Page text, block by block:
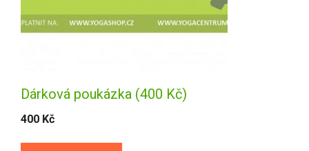
Dárková poukázka (400 Kč)
400 Kč